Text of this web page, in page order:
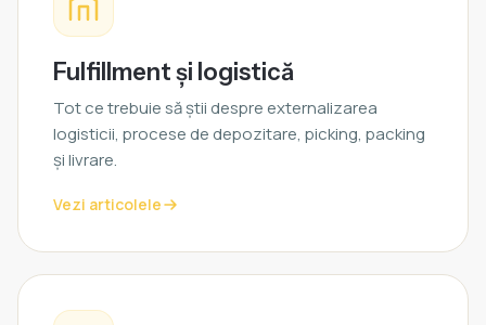
Fulfillment și logistică
Tot ce trebuie să știi despre externalizarea
logisticii, procese de depozitare, picking, packing
și livrare.
Vezi articolele